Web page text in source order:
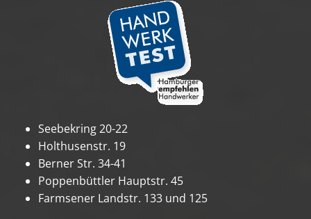
Seebekring 20-22
Holthusenstr. 19
Berner Str. 34-41
Poppenbüttler Hauptstr. 45
Farmsener Landstr. 133 und 125